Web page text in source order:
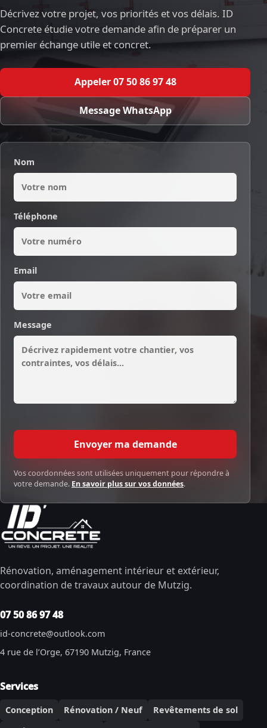
Décrivez votre projet, vos priorités et vos délais. ID
Concrete étudie votre demande afin de préparer un
premier échange utile et concret.
Appeler 07 50 86 97 48
Message WhatsApp
Nom
Téléphone
Email
Message
Envoyer ma demande
Vos coordonnées sont utilisées uniquement pour répondre à
votre demande. En savoir plus sur vos données.
Rénovation, aménagement intérieur et extérieur,
coordination de travaux autour de Mutzig.
07 50 86 97 48
id-concrete@outlook.com
4 rue de l’Orge, 67190 Mutzig, France
Services
Conception Rénovation / Neuf
Revêtements de sol